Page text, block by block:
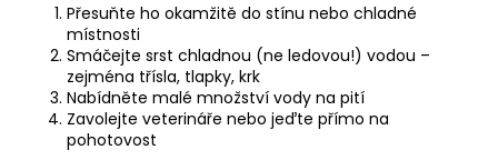
Přesuňte ho okamžitě do stínu nebo chladné
místnosti
Smáčejte srst chladnou (ne ledovou!) vodou –
zejména třísla, tlapky, krk
Nabídněte malé množství vody na pití
Zavolejte veterináře nebo jeďte přímo na
pohotovost